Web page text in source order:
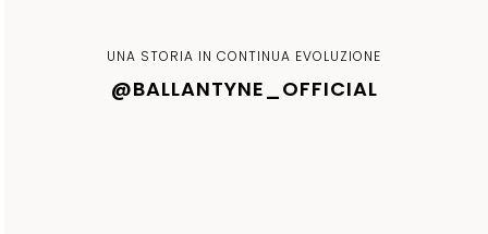
UNA STORIA IN CONTINUA EVOLUZIONE
@BALLANTYNE_OFFICIAL